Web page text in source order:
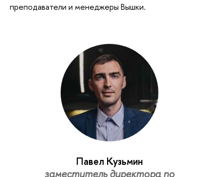
преподаватели и менеджеры Вышки.
Павел Кузьмин
заместитель директора по